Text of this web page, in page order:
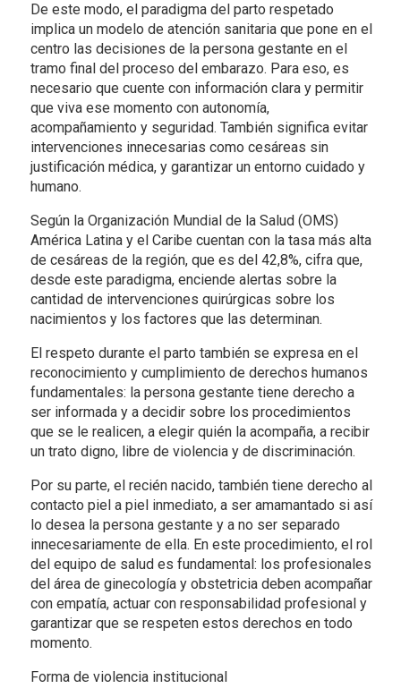
De este modo, el paradigma del parto respetado
implica un modelo de atención sanitaria que pone en el
centro las decisiones de la persona gestante en el
tramo final del proceso del embarazo. Para eso, es
necesario que cuente con información clara y permitir
que viva ese momento con autonomía,
acompañamiento y seguridad. También significa evitar
intervenciones innecesarias como cesáreas sin
justificación médica, y garantizar un entorno cuidado y
humano.
Según la Organización Mundial de la Salud (OMS)
América Latina y el Caribe cuentan con la tasa más alta
de cesáreas de la región, que es del 42,8%, cifra que,
desde este paradigma, enciende alertas sobre la
cantidad de intervenciones quirúrgicas sobre los
nacimientos y los factores que las determinan.
El respeto durante el parto también se expresa en el
reconocimiento y cumplimiento de derechos humanos
fundamentales: la persona gestante tiene derecho a
ser informada y a decidir sobre los procedimientos
que se le realicen, a elegir quién la acompaña, a recibir
un trato digno, libre de violencia y de discriminación.
Por su parte, el recién nacido, también tiene derecho al
contacto piel a piel inmediato, a ser amamantado si así
lo desea la persona gestante y a no ser separado
innecesariamente de ella. En este procedimiento, el rol
del equipo de salud es fundamental: los profesionales
del área de ginecología y obstetricia deben acompañar
con empatía, actuar con responsabilidad profesional y
garantizar que se respeten estos derechos en todo
momento.
Forma de violencia institucional